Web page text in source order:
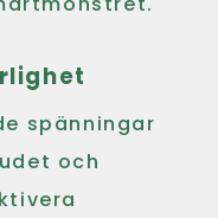
spänningar
och